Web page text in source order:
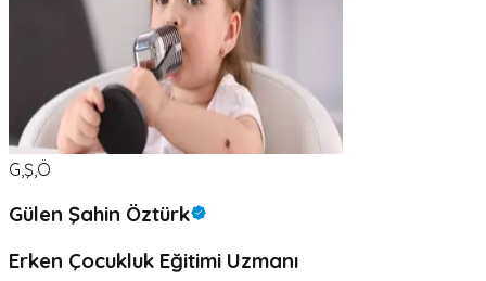
G,Ş,Ö
Gülen Şahin Öztürk
Erken Çocukluk Eğitimi Uzmanı